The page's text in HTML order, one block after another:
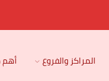
المراكز والفروع أهم